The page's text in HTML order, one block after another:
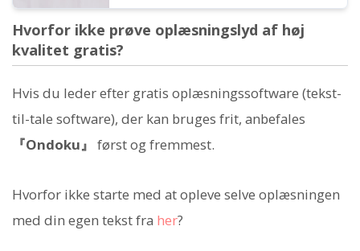
Hvorfor ikke prøve oplæsningslyd af høj
kvalitet gratis?
Hvis du leder efter gratis oplæsningssoftware (tekst-
til-tale software), der kan bruges frit, anbefales
『Ondoku』 først og fremmest.
Hvorfor ikke starte med at opleve selve oplæsningen
med din egen tekst fra her?